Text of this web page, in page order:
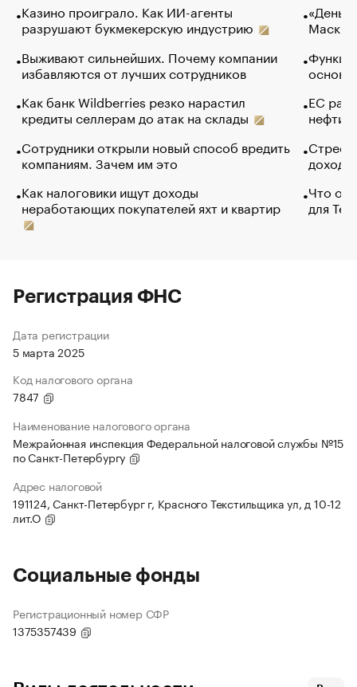
Казино проиграло. Как ИИ-агенты
разрушают букмекерскую индустрию
Выживают сильнейших. Почему компании
избавляются от лучших сотрудников
Как банк Wildberries резко нарастил
кредиты селлерам до атак на склады
Сотрудники открыли новый способ вредить
компаниям. Зачем им это
Как налоговики ищут доходы
неработающих покупателей яхт и квартир
Маск в
основ
ЕС
нефти
Что
для
Регистрация ФНС
Дата регистрации
5 марта 2025
Код налогового органа
7847
Наименование налогового органа
Межрайонная инспекция Федеральной налоговой службы №15
по Санкт-Петербургу
Адрес налоговой
191124, Санкт-Петербург г, Красного Текстильщика ул, д 10-12
лит.О
Социальные фонды
Регистрационный номер СФР
1375357439